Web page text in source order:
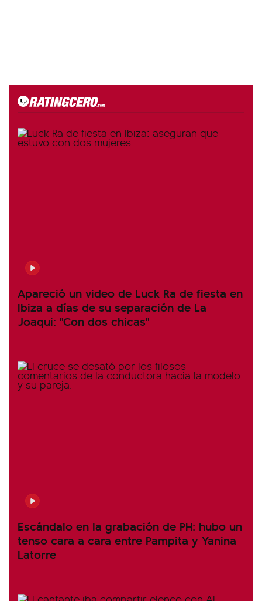
Apareció un video de Luck Ra de fiesta en
Ibiza a días de su separación de La
Joaqui: "Con dos chicas"
Escándalo en la grabación de PH: hubo un
tenso cara a cara entre Pampita y Yanina
Latorre